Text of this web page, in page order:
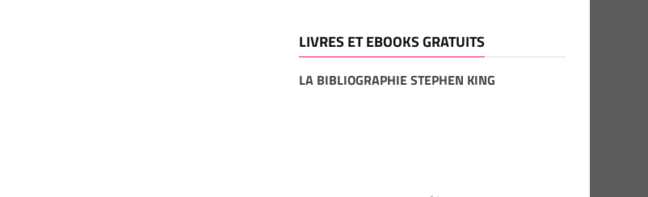
LIVRES ET EBOOKS GRATUITS
LA BIBLIOGRAPHIE STEPHEN KING